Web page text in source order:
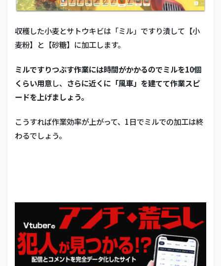
収穫した小麦とサトウキビは「ミル」ですり潰して【小
麦粉】と【砂糖】に加工します。
ミルですりつぶす作業には時間がかかるのでミルを10個
くらい用意し、 さらに近くに「風車」を建てて作業スピ
ードを上げましょう。
こうすれば作業効率が上がって、1日でミルでの加工は終
わるでしょう。